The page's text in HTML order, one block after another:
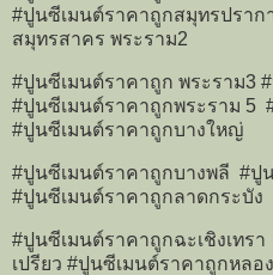
#ปูนซีเมนต์ราคาถูกสมุทรปรา
สมุทรสาคร พระราม2
#ปูนซีเมนต์ราคาถูก พระราม3
#ปูนซีเมนต์ราคาถูกพระราม 5
#ปูนซีเมนต์ราคาถูกบางใหญ่
#ปูนซีเมนต์ราคาถูกบางพลี #ปู
#ปูนซีเมนต์ราคาถูกลาดกระบัง
#ปูนซีเมนต์ราคาถูกฉะเชิงเทร
เปรียว #ปูนซีเมนต์ราคาถูกหล